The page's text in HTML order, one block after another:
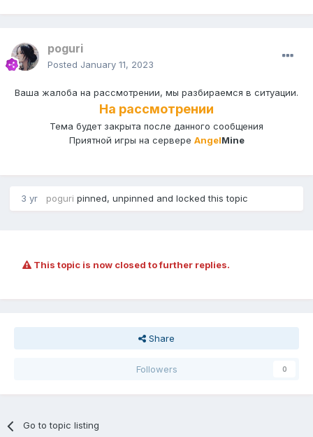
poguri
Posted January 11, 2023
Ваша жалоба на рассмотрении, мы разбираемся в ситуации.
На рассмотрении
Тема будет закрыта после данного сообщения
Приятной игры на сервере AngelMine
3 yr poguri pinned, unpinned and locked this topic
This topic is now closed to further replies.
Share
Followers 0
Go to topic listing